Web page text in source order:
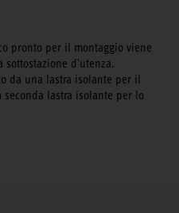
pronto per il montaggio viene
d'utenza.
da una lastra isolante per il
lastra isolante per lo